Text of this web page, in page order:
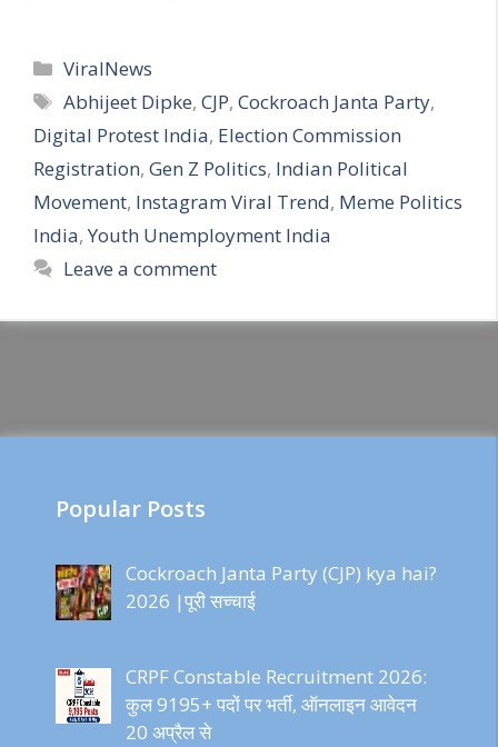
Categories
ViralNews
Tags
Abhijeet Dipke,CJP,Cockroach Janta Party,
Digital Protest India, Election Commission
Registration, Gen Z Politics, Indian Political
Movement, Instagram Viral Trend, Meme Politics
India, Youth Unemployment India
Leave a comment
Popular Posts
Cockroach Janta Party (CJP) kya hai?
2026 |पूरी सच्चाई
CRPF Constable Recruitment 2026:
कुल 9195+ पदों पर भर्ती, ऑनलाइन आवेदन
20 अप्रैल से